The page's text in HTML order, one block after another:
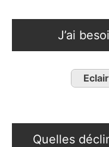
J’ai
Quelles